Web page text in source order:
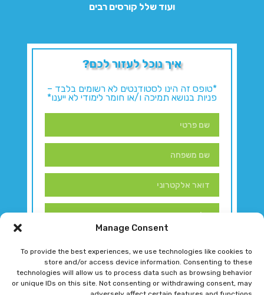
Manage Consent
To provide the best experiences, we use technologies like cookies to
store and/or access device information. Consenting to these
technologies will allow us to process data such as browsing behavior
or unique IDs on this site. Not consenting or withdrawing consent, may
ועוד שלל קורסים רבים
איך נוכל לעזור לכם?
*טופס זה הינו לסטודנטים לא רשומים בלבד –
פניות בנושא תמיכה ו/או חומר לימודי לא ייענו*